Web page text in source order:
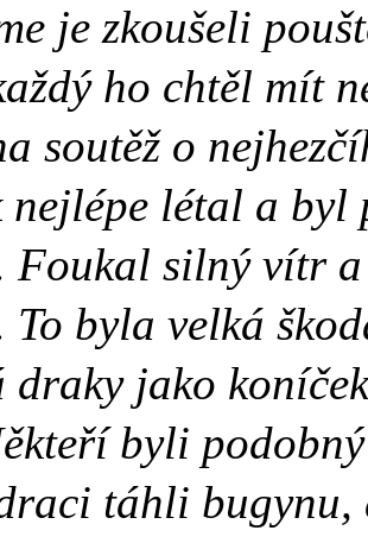
je zkoušeli
ho chtěl mít
soutěž o
létal a byl
Foukal silný vítr a
byla velká
draky jako
byli
táhli bugynu,